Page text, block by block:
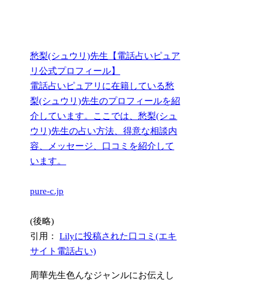
愁梨(シュウリ)先生【電話占いピュア
リ公式プロフィール】
電話占いピュアリに在籍している愁
梨(シュウリ)先生のプロフィールを紹
介しています。ここでは、愁梨(シュ
ウリ)先生の占い方法、得意な相談内
容、メッセージ、口コミを紹介して
います。
pure-c.jp
(後略)
引用：Lilyに投稿された口コミ(エキ
サイト電話占い)
周華先生色んなジャンルにお伝えし